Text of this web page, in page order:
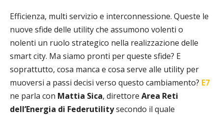
Efficienza, multi servizio e interconnessione. Queste le
nuove sfide delle utility che assumono volenti o
nolenti un ruolo strategico nella realizzazione delle
smart city. Ma siamo pronti per queste sfide? E
soprattutto, cosa manca e cosa serve alle utility per
muoversi a passi decisi verso questo cambiamento? E7
ne parla con Mattia Sica, direttore Area Reti
dell’Energia di Federutilitysecondo il quale